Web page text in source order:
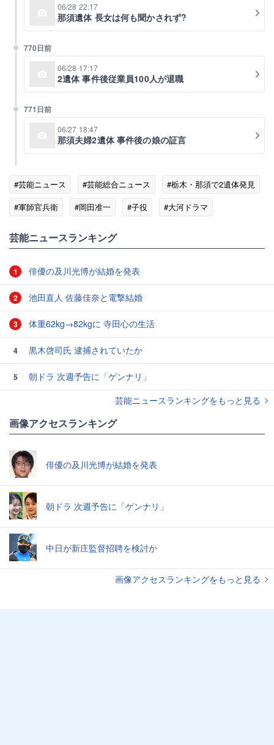
06/28 22:17
那須遺体 長女は何も聞かされず?
770日前
06/28 17:17
2遺体 事件後従業員100人が退職
771日前
06/27 18:47
那須夫婦2遺体 事件後の娘の証言
#芸能ニュース #芸能総合ニュース
#栃木・那須で2遺体発見
#軍師官兵衛
#岡田准一 #子役 #大河ドラマ
芸能ニュースランキング
1 俳優の及川光博が結婚を発表
2 池田直人 佐藤佳奈と電撃結婚
3 体重62kg→82kgに 寺田心の生活
4 黒木啓司氏 逮捕されていたか
5
朝ドラ 次週予告に「ゲンナリ」
芸能ニュースランキングをもっと見る
画像アクセスランキング
俳優の及川光博が結婚を発表
朝ドラ 次週予告に「ゲンナリ」
中日が新庄監督招聘を検討か
画像アクセスランキングをもっと見る